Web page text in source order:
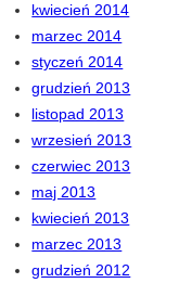
kwiecień 2014
marzec 2014
styczeń 2014
grudzień 2013
listopad 2013
wrzesień 2013
czerwiec 2013
maj 2013
kwiecień 2013
marzec 2013
grudzień 2012